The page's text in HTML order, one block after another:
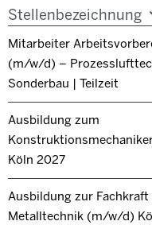
Stellenbezeichnung
Mitarbeiter
(m/w/d) –
Sonderbau | Teilzeit
Ausbildung zum
Köln 2027
Ausbildung zur Fachkraft
Metalltechnik (m/w/d)